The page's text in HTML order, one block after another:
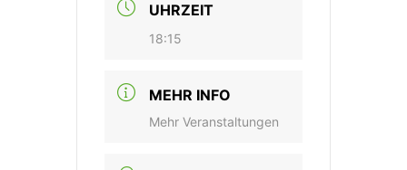
UHRZEIT
18:15
MEHR INFO
Mehr Veranstaltungen